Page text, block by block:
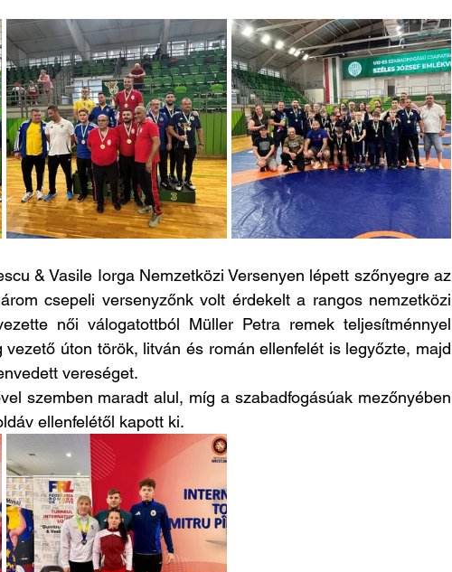
& Vasile Iorga Nemzetközi Versenyen lépett szőnyegre az
csepeli versenyzőnk volt érdekelt a rangos nemzetközi
női válogatottból Müller Petra remek teljesítménnyel
úton török, litván és román ellenfelét is legyőzte, majd
vereséget.
szemben maradt alul, míg a szabadfogásúak mezőnyében
ellenfelétől kapott ki.